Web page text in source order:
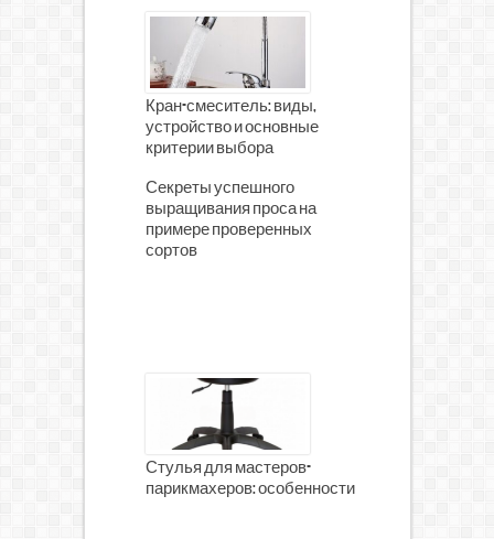
Кран-смеситель: виды,
устройство и основные
критерии выбора
Секреты успешного
выращивания проса на
примере проверенных
сортов
Стулья для мастеров-
парикмахеров: особенности